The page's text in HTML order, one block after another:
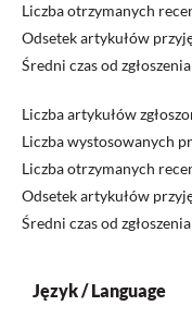
Liczba otrzymanych
Odsetek artykułów
Średni czas od
Liczba artykułów
Liczba wystosowanych
Liczba otrzymanych
Odsetek artykułów
Średni czas od
Język / Language